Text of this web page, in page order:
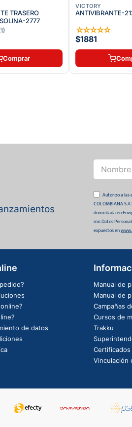
TRASERO
2777
1)
Comprar
VICTORY
ANTIVIBRANTE-
☆☆☆☆☆
$1881
Autorizo a las
COLOMBIANA
domiciliada en
mis Datos
expuestos en
de datos
Manual de
Manual de
Campañas
Cursos de
Trakku
Certificados
Vinculación